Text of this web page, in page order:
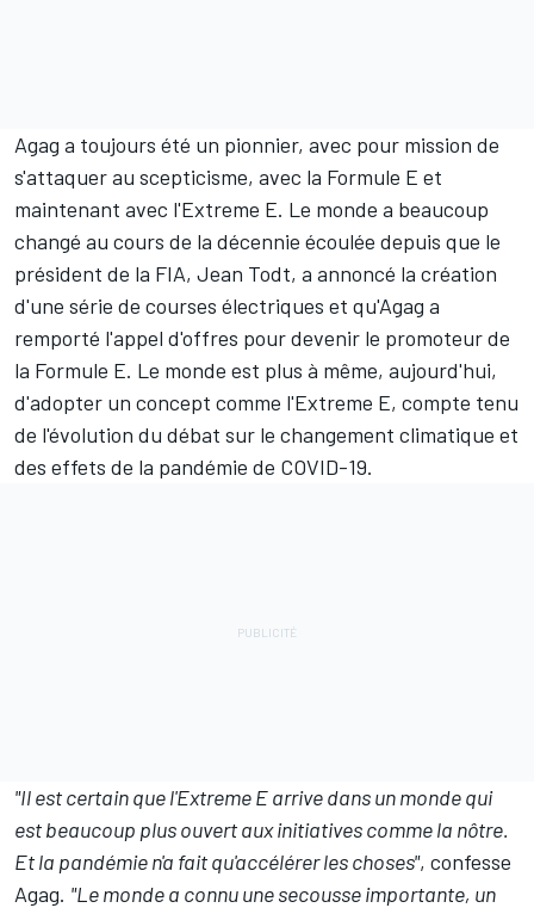
Agag a toujours été un pionnier, avec pour mission de
s'attaquer au scepticisme, avec la Formule E et
maintenant avec l'Extreme E. Le monde a beaucoup
changé au cours de la décennie écoulée depuis que le
président de la FIA, Jean Todt, a annoncé la création
d'une série de courses électriques et qu'Agag a
remporté l'appel d'offres pour devenir le promoteur de
la Formule E. Le monde est plus à même, aujourd'hui,
d'adopter un concept comme l'Extreme E, compte tenu
de l'évolution du débat sur le changement climatique et
des effets de la pandémie de COVID-19.
"Il est certain que l'Extreme E arrive dans un monde qui
est beaucoup plus ouvert aux initiatives comme la nôtre.
Et la pandémie n'a fait qu'accélérer les choses", confesse
Agag. "Le monde a connu une secousse importante, un